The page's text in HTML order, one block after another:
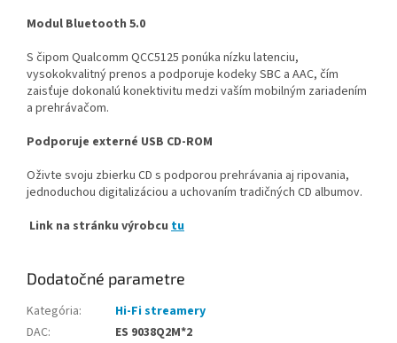
Modul Bluetooth 5.0
S čipom Qualcomm QCC5125 ponúka nízku latenciu,
vysokokvalitný prenos a podporuje kodeky SBC a AAC, čím
zaisťuje dokonalú konektivitu medzi vaším mobilným zariadením
a prehrávačom.
Podporuje externé USB CD-ROM
Oživte svoju zbierku CD s podporou prehrávania aj ripovania,
jednoduchou digitalizáciou a uchovaním tradičných CD albumov.
Link na stránku výrobcu tu
Dodatočné parametre
Kategória:
Hi-Fi streamery
DAC:
ES 9038Q2M*2